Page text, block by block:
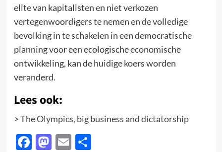
elite van kapitalisten en niet verkozen
vertegenwoordigers te nemen en de volledige
bevolking in te schakelen in een democratische
planning voor een ecologische economische
ontwikkeling, kan de huidige koers worden
veranderd.
Lees ook:
>The Olympics, big business and dictatorship
Facebook
Mastodon
EmailDelen